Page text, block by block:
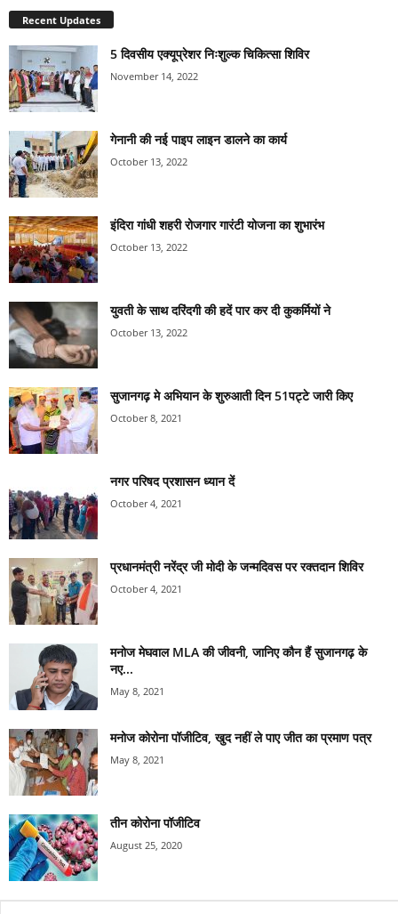
Recent Updates
5 दिवसीय एक्यूप्रेशर निःशुल्क चिकित्सा शिविर
November 14, 2022
गेनानी की नई पाइप लाइन डालने का कार्य
October 13, 2022
इंदिरा गांधी शहरी रोजगार गारंटी योजना का शुभारंभ
October 13, 2022
युवती के साथ दरिंदगी की हदें पार कर दी कुकर्मियों ने
October 13, 2022
सुजानगढ़ मे अभियान के शुरुआती दिन 51पट्टे जारी किए
October 8, 2021
नगर परिषद प्रशासन ध्यान दें
October 4, 2021
प्रधानमंत्री नरेंद्र जी मोदी के जन्मदिवस पर रक्तदान शिविर
October 4, 2021
मनोज मेघवाल MLA की जीवनी, जानिए कौन हैं सुजानगढ़ के
नए...
May 8, 2021
मनोज कोरोना पॉजीटिव, खुद नहीं ले पाए जीत का प्रमाण पत्र
May 8, 2021
तीन कोरोना पॉजीटिव
August 25, 2020